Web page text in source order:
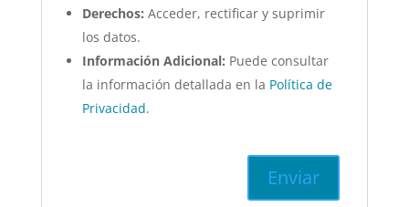
Derechos: Acceder, rectificar y suprimir
los datos.
Información Adicional: Puede consultar
la información detallada en la Política de
Privacidad.